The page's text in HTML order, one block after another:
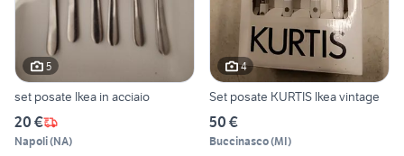
5
set posate Ikea in acciaio
20 €
Napoli(NA)
4
Set posate KURTIS Ikea vintage
50 €
Buccinasco(MI)